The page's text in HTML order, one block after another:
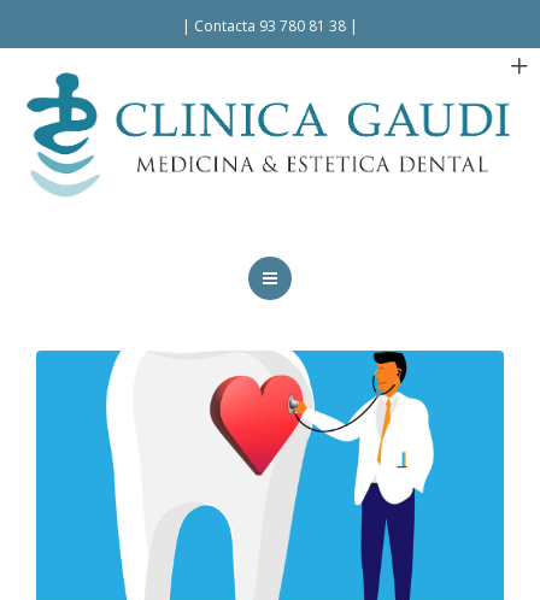
| Contacta 93 780 81 38 |
LA CLÍNICA
TRATAMIENTOS
FACILIDADES